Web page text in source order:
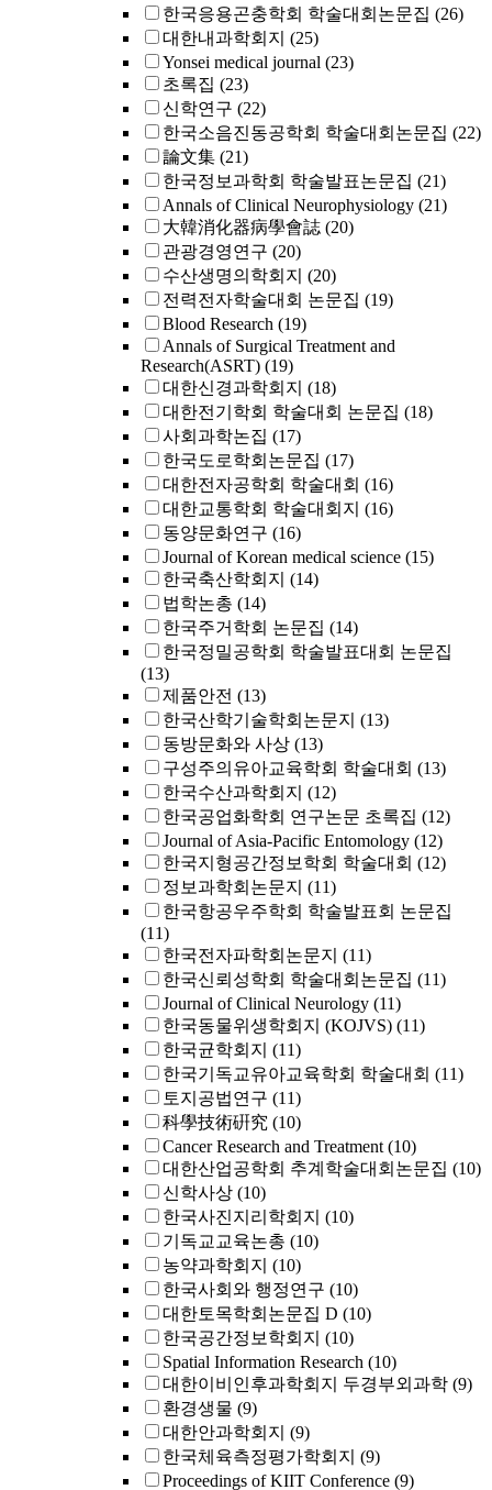
한국응용곤충학회 학술대회논문집 (26)
대한내과학회지 (25)
Yonsei medical journal (23)
초록집 (23)
신학연구 (22)
한국소음진동공학회 학술대회논문집 (22)
論文集 (21)
한국정보과학회 학술발표논문집 (21)
Annals of Clinical Neurophysiology (21)
大韓消化器病學會誌 (20)
관광경영연구 (20)
수산생명의학회지 (20)
전력전자학술대회 논문집 (19)
Blood Research (19)
Annals of Surgical Treatment and
Research(ASRT) (19)
대한신경과학회지 (18)
대한전기학회 학술대회 논문집 (18)
사회과학논집 (17)
한국도로학회논문집 (17)
대한전자공학회 학술대회 (16)
대한교통학회 학술대회지 (16)
동양문화연구 (16)
Journal of Korean medical science (15)
한국축산학회지 (14)
법학논총 (14)
한국주거학회 논문집 (14)
한국정밀공학회 학술발표대회 논문집
(13)
제품안전 (13)
한국산학기술학회논문지 (13)
동방문화와 사상 (13)
구성주의유아교육학회 학술대회 (13)
한국수산과학회지 (12)
한국공업화학회 연구논문 초록집 (12)
Journal of Asia-Pacific Entomology (12)
한국지형공간정보학회 학술대회 (12)
정보과학회논문지 (11)
한국항공우주학회 학술발표회 논문집
(11)
한국전자파학회논문지 (11)
한국신뢰성학회 학술대회논문집 (11)
Journal of Clinical Neurology (11)
한국동물위생학회지 (KOJVS) (11)
한국균학회지 (11)
한국기독교유아교육학회 학술대회 (11)
토지공법연구 (11)
科學技術硏究 (10)
Cancer Research and Treatment (10)
대한산업공학회 추계학술대회논문집 (10)
신학사상 (10)
한국사진지리학회지 (10)
기독교교육논총 (10)
농약과학회지 (10)
한국사회와 행정연구 (10)
대한토목학회논문집 D (10)
한국공간정보학회지 (10)
Spatial Information Research (10)
대한이비인후과학회지 두경부외과학 (9)
환경생물 (9)
대한안과학회지 (9)
한국체육측정평가학회지 (9)
Proceedings of KIIT Conference (9)